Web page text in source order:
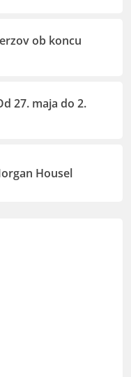
ob koncu
27. maja do 2.
Housel